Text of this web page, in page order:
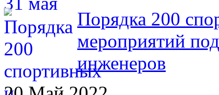
Порядка 200
мероприятий
инженеров